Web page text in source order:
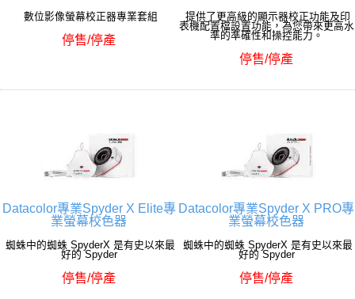
數位影像螢幕校正器專業套組
停售/停產
提供了更高級的顯示器校正功能及印
表機配置檔設置功能，為您帶來更高水
準的準確性和操控能力。
停售/停產
Datacolor專業Spyder X Elite專
業螢幕校色器
蜘蛛中的蜘蛛 SpyderX 是有史以來最
好的 Spyder
停售/停產
Datacolor專業Spyder X PRO專
業螢幕校色器
蜘蛛中的蜘蛛 SpyderX 是有史以來最
好的 Spyder
停售/停產